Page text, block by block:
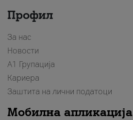
Профил
За нас
Новости
А1 Групација
Кариера
Заштита на лични податоци
Мобилна апликација